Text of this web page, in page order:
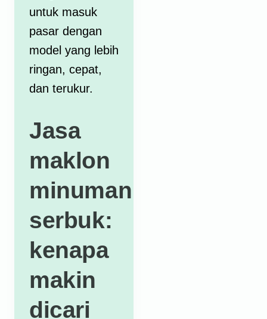
untuk masuk
pasar dengan
model yang lebih
ringan, cepat,
dan terukur.
Jasa
maklon
minuman
serbuk:
kenapa
makin
dicari